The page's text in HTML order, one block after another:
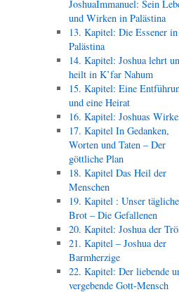
JoshuaImmanuel: Sein
und Wirken in Palästina
13. Kapitel: Die Essener in
Palästina
14. Kapitel: Joshua lehrt
heilt in K’far Nahum
15. Kapitel: Eine
und eine Heirat
16. Kapitel: Joshuas
17. Kapitel In Gedanken,
Worten und Taten – Der
göttliche Plan
18. Kapitel Das Heil der
Menschen
19. Kapitel : Unser
Brot – Die Gefallenen
20. Kapitel: Joshua der
21. Kapitel – Joshua der
Barmherzige
22. Kapitel: Der liebende
vergebende Gott-Mensch